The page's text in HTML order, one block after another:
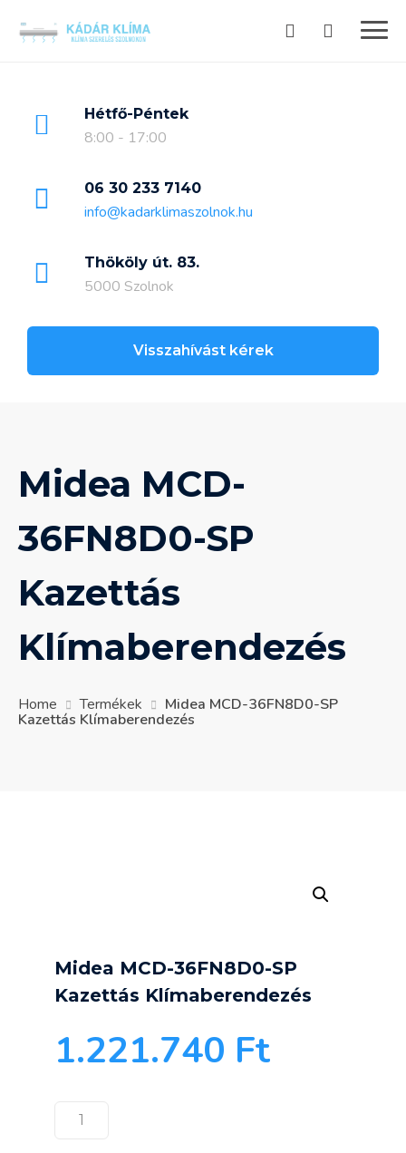
Hétfő-Péntek
8:00 - 17:00
06 30 233 7140
info@kadarklimaszolnok.hu
Thököly út. 83.
5000 Szolnok
Visszahívást kérek
Midea MCD-
36FN8D0-SP
Kazettás
Klímaberendezés
Home Termékek Midea MCD-36FN8D0-SP
Kazettás Klímaberendezés
Midea MCD-36FN8D0-SP
Kazettás Klímaberendezés
1.221.740 Ft
Midea